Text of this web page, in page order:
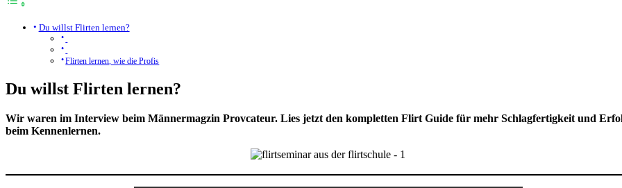
Du willst Flirten lernen?
Flirten lernen, wie die Profis
Du willst Flirten lernen?
Wir waren im Interview beim Männermagzin Provcateur. Lies jetzt den kompletten Flirt Guide für mehr Schlagfertigkeit und
beim Kennenlernen.